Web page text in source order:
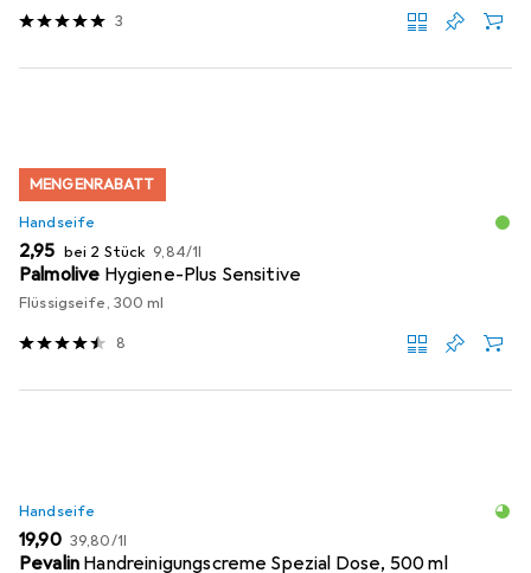
3
MENGENRABATT
Handseife
EUR
2,95 bei 2 Stück EUR
9,84/1l
Palmolive Hygiene-Plus Sensitive
Flüssigseife, 300 ml
8
Handseife
EUR
19,90 EUR
39,80/1l
Pevalin Handreinigungscreme Spezial Dose, 500 ml